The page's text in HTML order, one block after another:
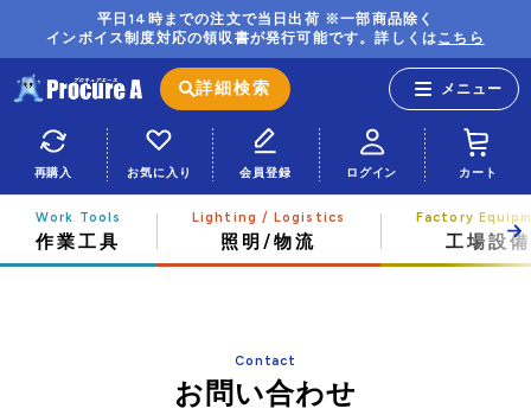
平日14時までの注文で当日出荷 ※一部商品除く
インボイス制度対応の領収書が発行可能です。詳しくはこちら
詳細検索
再購入 お気に入り 会員登録 ログイン カート
作業工具 照明/物流 工場設備
Contact
お問い合わせ